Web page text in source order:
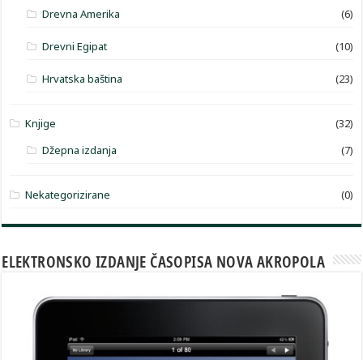
Drevna Amerika (6)
Drevni Egipat (10)
Hrvatska baština (23)
Knjige
(32)
Džepna izdanja
(7)
Nekategorizirane (0)
ELEKTRONSKO IZDANJE ČASOPISA NOVA AKROPOLA